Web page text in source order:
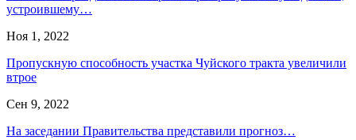
устроившему…
Ноя 1, 2022
Пропускную способность участка Чуйского тракта увеличили
втрое
Сен 9, 2022
На заседании Правительства представили прогноз…